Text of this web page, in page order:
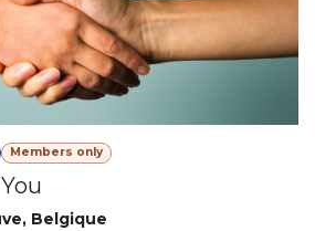
Members only
, Belgique